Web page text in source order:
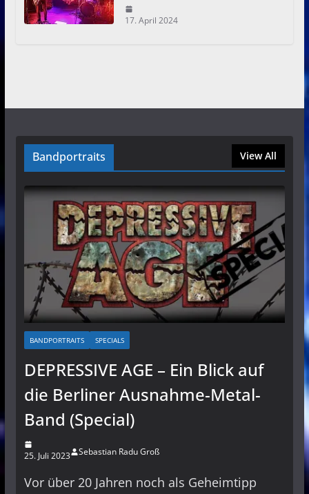
17. April 2024
Bandportraits View All
BANDPORTRAITS SPECIALS
DEPRESSIVE AGE – Ein Blick auf
die Berliner Ausnahme-Metal-
Band (Special)
25. Juli 2023 Sebastian Radu Groß
Vor über 20 Jahren noch als Geheimtipp